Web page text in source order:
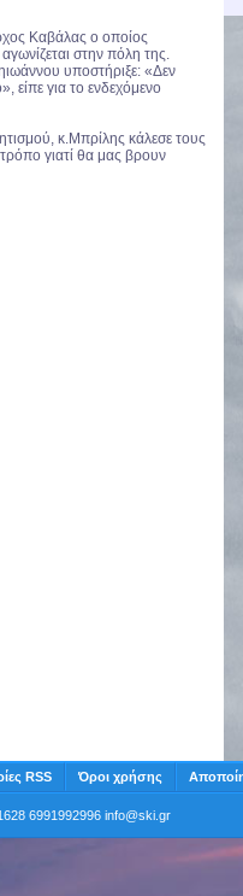
Καβάλας ο οποίος
στην πόλη της.
υποστήριξε: «Δεν
είπε για το ενδεχόμενο
κ.Μπρίλης κάλεσε τους
γιατί θα μας βρουν
RSS Όροι χρήσης
6991992996 info@ski.gr